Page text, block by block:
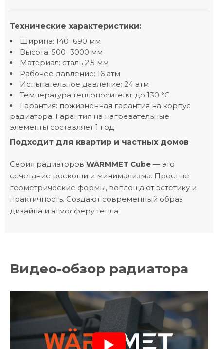
Технические характеристики:
Ширина: 140−690 мм
Высота: 500−3000 мм
Материал: сталь 2,5 мм
Рабочее давление: 16 атм
Испытательное давление: 24 атм
Температура теплоносителя: до 130 °С
Гарантия: пожизненная гарантия на корпус
радиатора. Гарантия на нагревательные
элементы составляет 1 год
Подходит для квартир и частных домов
Серия радиаторов WARMMET Cube — это
сочетание роскоши и минимализма. Простые
геометрические формы, воплощают эстетику и
практичность. Создают современный образ
дизайна и атмосферу тепла.
Видео-обзор радиатора